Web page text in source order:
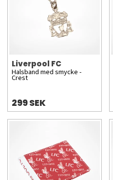
Liverpool FC
Halsband med smycke -
Crest
299 SEK